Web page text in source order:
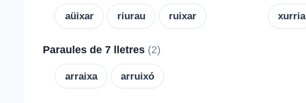
aüixar riurau ruixar xurria
Paraules de 7 lletres (2)
arraixa arruixó